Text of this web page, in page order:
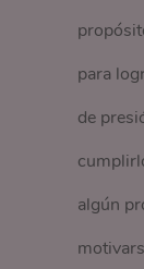
para
de
algún